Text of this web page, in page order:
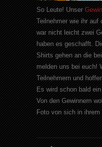
So Leute! Unser
Teilnehmer wie ihr auf
war nicht leicht zwei
haben es geschafft.
Shirtsgehen an die
melden uns bei euch!
Teilnehmern und
Es wird schon bald
Von den Gewinnern
Foto von sich in